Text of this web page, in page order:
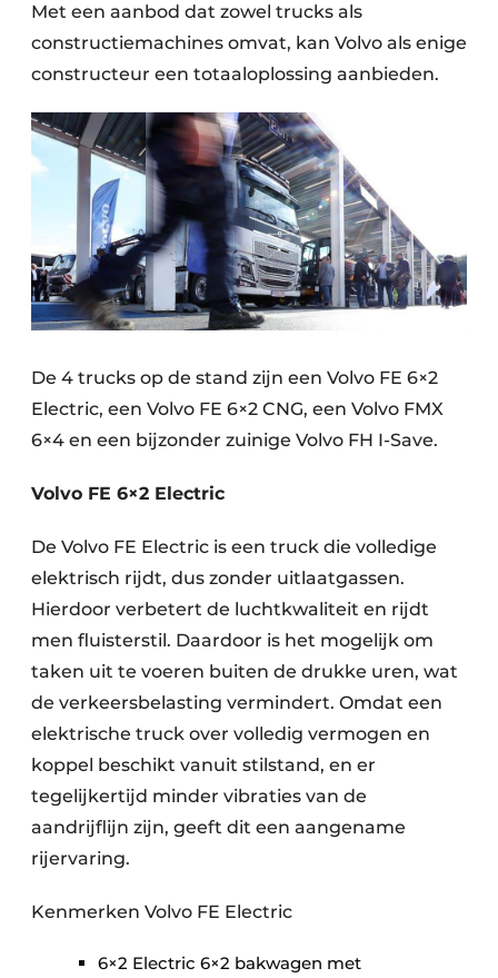
Met een aanbod dat zowel trucks als
constructiemachines omvat, kan Volvo als enige
constructeur een totaaloplossing aanbieden.
De 4 trucks op de stand zijn een Volvo FE 6×2
Electric, een Volvo FE 6×2 CNG, een Volvo FMX
6×4 en een bijzonder zuinige Volvo FH I-Save.
Volvo FE 6×2 Electric
De Volvo FE Electric is een truck die volledige
elektrisch rijdt, dus zonder uitlaatgassen.
Hierdoor verbetert de luchtkwaliteit en rijdt
men fluisterstil. Daardoor is het mogelijk om
taken uit te voeren buiten de drukke uren, wat
de verkeersbelasting vermindert. Omdat een
elektrische truck over volledig vermogen en
koppel beschikt vanuit stilstand, en er
tegelijkertijd minder vibraties van de
aandrijflijn zijn, geeft dit een aangename
rijervaring.
Kenmerken Volvo FE Electric
6×2 Electric 6×2 bakwagen met